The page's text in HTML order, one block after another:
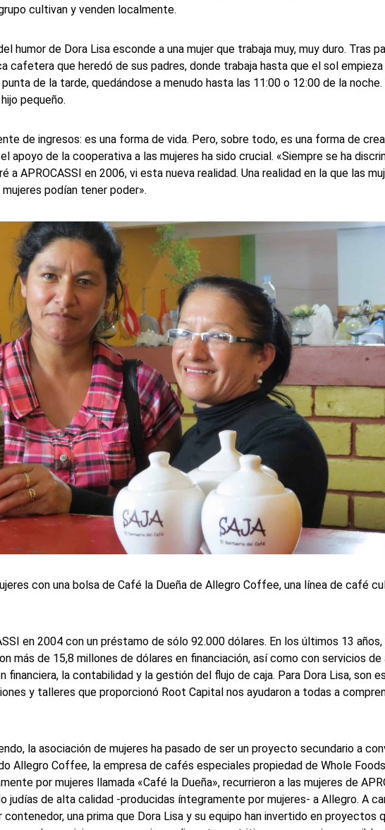
cultivan y venden localmente.
humor de Dora Lisa esconde a una mujer que trabaja muy, muy duro. Tras
cafetera que heredó de sus padres, donde trabaja hasta que el sol
de la tarde, quedándose a menudo hasta las 11:00 o 12:00 de la
pequeño.
de ingresos: es una forma de vida. Pero, sobre todo, es una forma de
apoyo de la cooperativa a las mujeres ha sido crucial. «Siempre se ha
a APROCASSI en 2006, vi esta nueva realidad. Una realidad en la que las
mujeres podían tener poder».
con una bolsa de Café la Dueña de Allegro Coffee, una línea de café
en 2004 con un préstamo de sólo 92.000 dólares. En los últimos 13
más de 15,8 millones de dólares en financiación, así como con servicios
la contabilidad y la gestión del flujo de caja. Para Dora Lisa, son
y talleres que proporcionó Root Capital nos ayudaron a todas a
la asociación de mujeres ha pasado de ser un proyecto secundario a
Allegro Coffee, la empresa de cafés especiales propiedad de Whole
por mujeres llamada «Café la Dueña», recurrieron a las mujeres de
judías de alta calidad -producidas íntegramente por mujeres- a Allegro. A
una prima que Dora Lisa y su equipo han invertido en proyectos